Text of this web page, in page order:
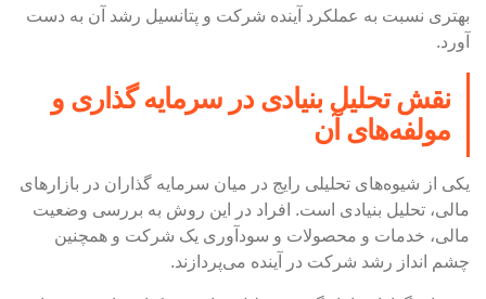
بهتری نسبت به عملکرد آینده شرکت و پتانسیل رشد آن به دست
آورد.
نقش تحلیل بنیادی در سرمایه گذاری و
مولفه‌های آن
یکی از شیوه‌های تحلیلی رایج در میان سرمایه گذاران در بازارهای
مالی، تحلیل بنیادی است. افراد در این روش به بررسی وضعیت
مالی، خدمات و محصولات و سودآوری یک شرکت و همچنین
چشم انداز رشد شرکت در آینده می‌پردازند.